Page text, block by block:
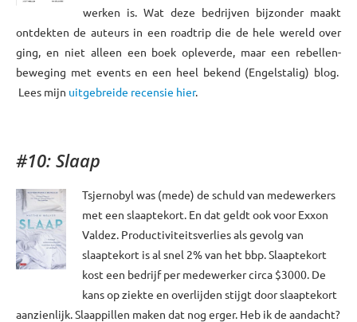
werken is. Wat deze bedrijven bijzonder maakt
ontdekten de auteurs in een roadtrip die de hele wereld over
ging, en niet alleen een boek opleverde, maar een rebellen-
beweging met events en een heel bekend (Engelstalig) blog.
Lees mijn uitgebreide recensie hier.
#10: Slaap
Tsjernobyl was (mede) de schuld van medewerkers
met een slaaptekort. En dat geldt ook voor Exxon
Valdez. Productiviteitsverlies als gevolg van
slaaptekort is al snel 2% van het bbp. Slaaptekort
kost een bedrijf per medewerker circa $3000. De
kans op ziekte en overlijden stijgt door slaaptekort
aanzienlijk. Slaappillen maken dat nog erger. Heb ik de aandacht?